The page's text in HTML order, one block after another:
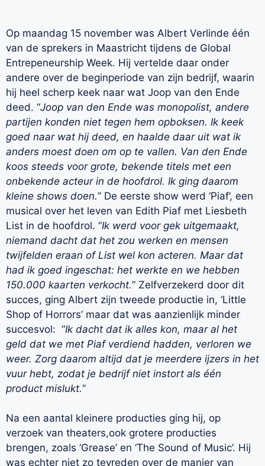
Op maandag 15 november was Albert Verlinde één
van de sprekers in Maastricht tijdens de Global
Entrepeneurship Week. Hij vertelde daar onder
andere over de beginperiode van zijn bedrijf, waarin
hij heel scherp keek naar wat Joop van den Ende
deed. “Joop van den Ende was monopolist, andere
partijen konden niet tegen hem opboksen. Ik keek
goed naar wat hij deed, en haalde daar uit wat ik
anders moest doen om op te vallen. Van den Ende
koos steeds voor grote, bekende titels met een
onbekende acteur in de hoofdrol. Ik ging daarom
kleine shows doen.” De eerste show werd ‘Piaf’, een
musical over het leven van Edith Piaf met Liesbeth
List in de hoofdrol. “Ik werd voor gek uitgemaakt,
niemand dacht dat het zou werken en mensen
twijfelden eraan of List wel kon acteren. Maar dat
had ik goed ingeschat: het werkte en we hebben
150.000 kaarten verkocht.” Zelfverzekerd door dit
succes, ging Albert zijn tweede productie in, ‘Little
Shop of Horrors’ maar dat was aanzienlijk minder
succesvol: “Ik dacht dat ik alles kon, maar al het
geld dat we met Piaf verdiend hadden, verloren we
weer. Zorg daarom altijd dat je meerdere ijzers in het
vuur hebt, zodat je bedrijf niet instort als één
product mislukt.”
Na een aantal kleinere producties ging hij, op
verzoek van theaters,ook grotere producties
brengen, zoals ‘Grease’ en ‘The Sound of Music’. Hij
was echter niet zo tevreden over de manier van